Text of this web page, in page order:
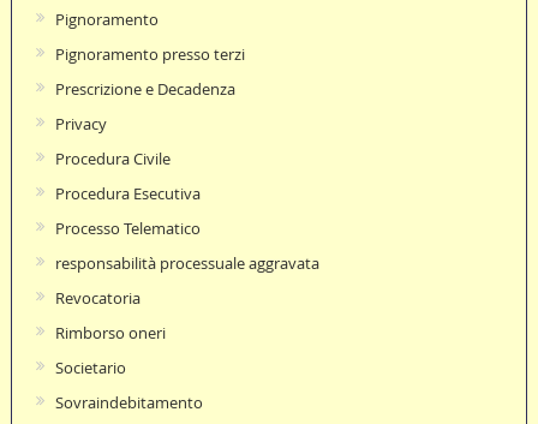
Pignoramento
Pignoramento presso terzi
Prescrizione e Decadenza
Privacy
Procedura Civile
Procedura Esecutiva
Processo Telematico
responsabilità processuale aggravata
Revocatoria
Rimborso oneri
Societario
Sovraindebitamento